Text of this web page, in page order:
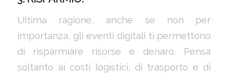
Ultima ragione, anche se non per
importanza, gli eventi digitali ti permettono
di risparmiare risorse e denaro. Pensa
soltanto ai costi logistici, di trasporto e di